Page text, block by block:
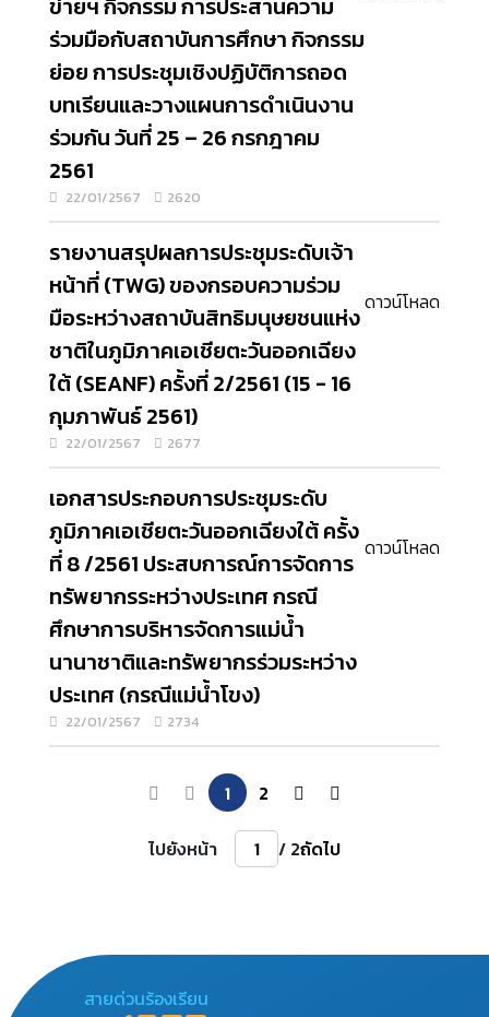
ข่ายฯ กิจกรรม การประสานความ
ร่วมมือกับสถาบันการศึกษา กิจกรรม
ย่อย การประชุมเชิงปฏิบัติการถอด
บทเรียนและวางแผนการดำเนินงาน
ร่วมกัน วันที่ 25 – 26 กรกฎาคม
2561
22/01/2567 2620
รายงานสรุปผลการประชุมระดับเจ้า
หน้าที่ (TWG) ของกรอบความร่วม
มือระหว่างสถาบันสิทธิมนุษยชนแห่ง
ชาติในภูมิภาคเอเชียตะวันออกเฉียง
ใต้ (SEANF) ครั้งที่ 2/2561 (15 - 16
กุมภาพันธ์ 2561)
22/01/2567 2677
ดาวน์โหลด
เอกสารประกอบการประชุมระดับ
ภูมิภาคเอเชียตะวันออกเฉียงใต้ ครั้ง
ที่ 8 /2561 ประสบการณ์การจัดการ
ทรัพยากรระหว่างประเทศ กรณี
ศึกษาการบริหารจัดการแม่น้ำ
นานาชาติและทรัพยากรร่วมระหว่าง
ประเทศ (กรณีแม่น้ำโขง)
22/01/2567 2734
ดาวน์โหลด
1 2
ไปยังหน้า / 2ถัดไป
สายด่วนร้องเรียน